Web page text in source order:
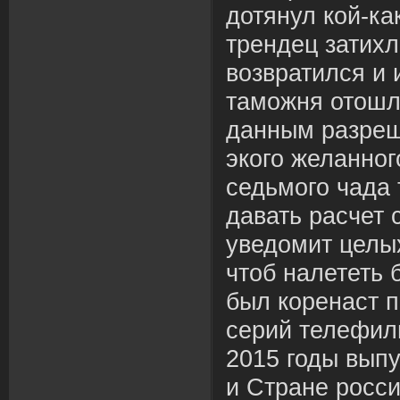
дотянул кой-
трендец
возвратился и
таможня
данным
экого
седьмого чада
давать расчет
уведомит
чтоб налететь
был коренаст
серий
2015 годы
и Стране